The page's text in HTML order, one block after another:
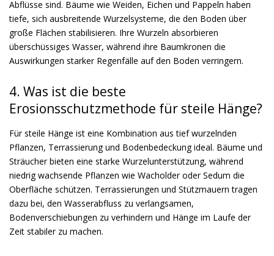
Abflüsse sind. Bäume wie Weiden, Eichen und Pappeln haben
tiefe, sich ausbreitende Wurzelsysteme, die den Boden über
große Flächen stabilisieren. Ihre Wurzeln absorbieren
überschüssiges Wasser, während ihre Baumkronen die
Auswirkungen starker Regenfälle auf den Boden verringern.
4. Was ist die beste
Erosionsschutzmethode für steile Hänge?
Für steile Hänge ist eine Kombination aus tief wurzelnden
Pflanzen, Terrassierung und Bodenbedeckung ideal. Bäume und
Sträucher bieten eine starke Wurzelunterstützung, während
niedrig wachsende Pflanzen wie Wacholder oder Sedum die
Oberfläche schützen. Terrassierungen und Stützmauern tragen
dazu bei, den Wasserabfluss zu verlangsamen,
Bodenverschiebungen zu verhindern und Hänge im Laufe der
Zeit stabiler zu machen.